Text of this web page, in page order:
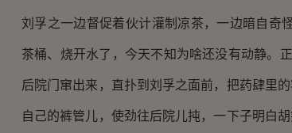
刘孚之一边督促着伙计灌制凉茶，一边暗自奇
茶桶、烧开水了，今天不知为啥还没有动静。
后院门窜出来，直扑到刘孚之面前，把药肆里
自己的裤管儿，使劲往后院儿扽，一下子明白